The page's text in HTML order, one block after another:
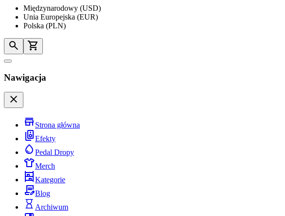
Międzynarodowy (USD)
Unia Europejska (EUR)
Polska (PLN)
Nawigacja
Strona główna
Efekty
Pedal Dropy
Merch
Kategorie
Blog
Archiwum